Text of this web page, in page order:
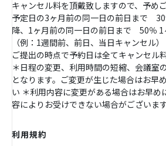
キャンセル料を頂戴致しますので、予め
予定日の3ヶ月前の同一日の前日まで
降、1ヶ月前の同一日の前日まで 50％ 1
（例：1週間前、前日、当日キャンセル
ご提出の時点で予約日は全てキャンセル
＊日程の変更、利用時間の短縮、会議室
となります。ご変更が生じた場合は
い ＊利用内容に変更がある場合はお早め
容によりお受けできない場合がございます
利用規約